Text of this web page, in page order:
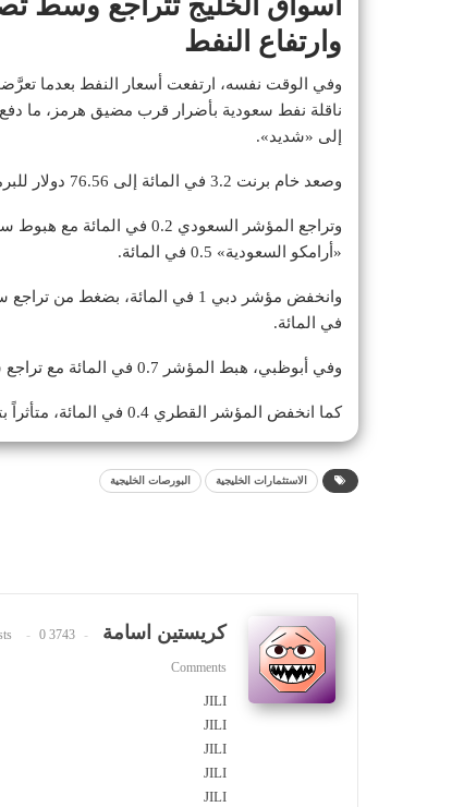
وارتفاع النفط
وفي الوقت نفسه، ارتفعت أسعار النفط بعدما
ناقلة نفط سعودية بأضرار قرب مضيق هرمز، ما
إلى «شديد».
وصعد خام برنت 3.2 في المائة إلى 76.56 دولار للبرميل بحلول الساعة 06:45 بتوقيت غرينيتش.
وتراجع المؤشر السعودي 0.2 في المائة مع هبوط سهم مصرف «الراجحي» 0.3 في المائة
«أرامكو السعودية» 0.5 في المائة.
وانخفض مؤشر دبي 1 في المائة، بضغط من تراجع سهم «
في المائة.
وفي أبوظبي، هبط المؤشر 0.7 في المائة مع تراجع سهم «ألفا ظبي القابضة» 1.6 في المائة.
كما انخفض المؤشر القطري 0.4 في المائة، متأثراً بتراجع سهم «بنك قطر الوطني» 0.4 في المائة.
الاستثمارات الخليجية البورصات الخليجية
كريستين اسامة 3743 Posts
0
Comments
JILI
JILI
JILI
JILI
JILI